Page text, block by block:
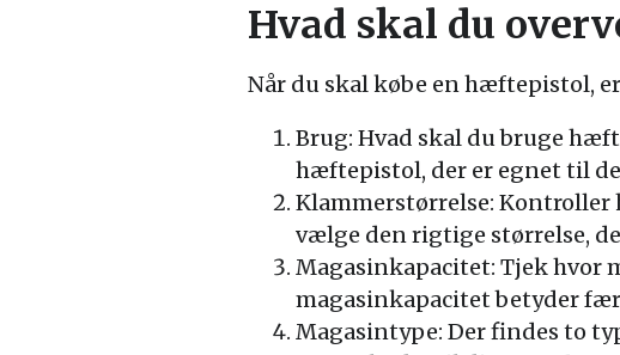
Hvad skal du
Når du skal købe en hæftepistol,
Brug: Hvad skal du bruge
hæftepistol, der er egnet til
Klammerstørrelse:
vælge den rigtige størrelse,
Magasinkapacitet: Tjek hvor
magasinkapacitet betyder
Magasintype: Der findes to